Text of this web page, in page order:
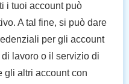
i tuoi account può
A tal fine, si può dare
per gli account
lavoro o il servizio di
gli altri account con